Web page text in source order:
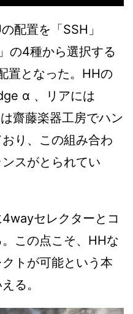
配置を「SSH」
の4種から選択する
置となった。HHの
α 、リアには
齋藤楽器工房でハン
り、この組み合わ
スがとられてい
セレクターとコ
この点こそ、HHな
トが可能という本
る。